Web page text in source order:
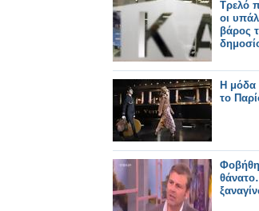
Τρελό
οι
βάρος
Η μόδα
το